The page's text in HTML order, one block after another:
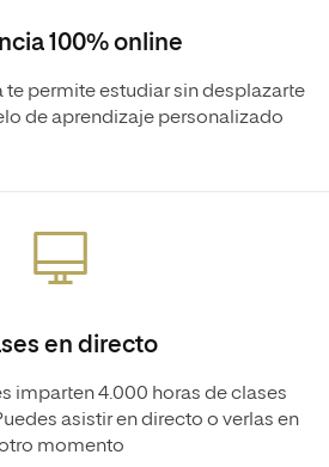
100% online
permite estudiar sin desplazarte
de aprendizaje personalizado
en directo
imparten 4.000 horas de clases
asistir en directo o verlas en
momento